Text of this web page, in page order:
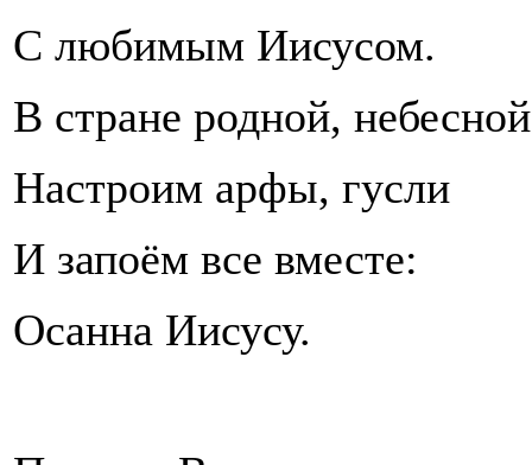
С любимым Иисусом.
В стране родной, небесной
Настроим арфы, гусли
И запоём все вместе:
Осанна Иисусу.